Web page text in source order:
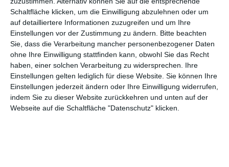
Schaltfläche klicken, um die Einwilligung abzulehnen oder um
auf detailliertere Informationen zuzugreifen und um Ihre
Einstellungen vor der Zustimmung zu ändern.
Bitte beachten
Sie, dass die Verarbeitung mancher personenbezogener Daten
ohne Ihre Einwilligung stattfinden kann, obwohl Sie das Recht
haben, einer solchen Verarbeitung zu widersprechen. Ihre
Einstellungen gelten lediglich für diese Website. Sie können Ihre
Einstellungen jederzeit ändern oder Ihre Einwilligung widerrufen,
indem Sie zu dieser Website zurückkehren und unten auf der
Webseite auf die Schaltfläche "Datenschutz" klicken.
Boho-Accessoires
Zu den Favoriten hinzufügen
Bett im Boho-Stil